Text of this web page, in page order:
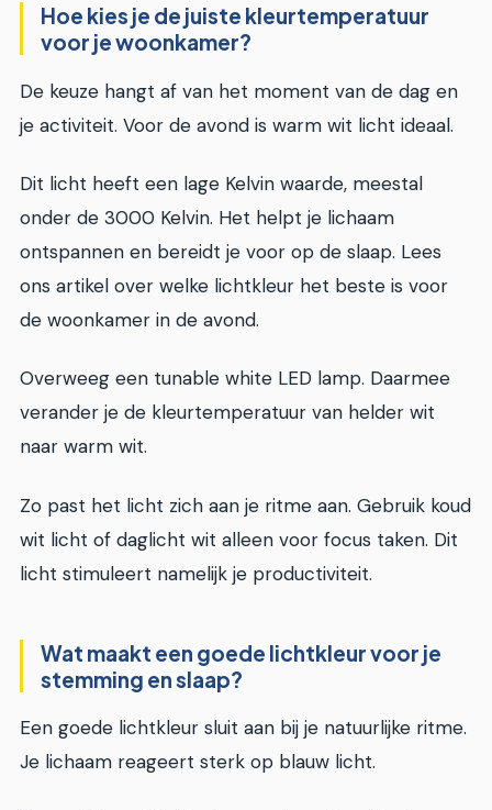
Hoe kies je de juiste kleurtemperatuur
voor je woonkamer?
De keuze hangt af van het moment van de dag en
je activiteit. Voor de avond is warm wit licht ideaal.
Dit licht heeft een lage Kelvin waarde, meestal
onder de 3000 Kelvin. Het helpt je lichaam
ontspannen en bereidt je voor op de slaap. Lees
ons artikel over welke lichtkleur het beste is voor
de woonkamer in de avond.
Overweeg een tunable white LED lamp. Daarmee
verander je de kleurtemperatuur van helder wit
naar warm wit.
Zo past het licht zich aan je ritme aan. Gebruik koud
wit licht of daglicht wit alleen voor focus taken. Dit
licht stimuleert namelijk je productiviteit.
Wat maakt een goede lichtkleur voor je
stemming en slaap?
Een goede lichtkleur sluit aan bij je natuurlijke ritme.
Je lichaam reageert sterk op blauw licht.